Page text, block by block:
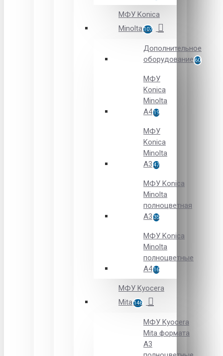
МФУ Konica
Minolta107
Дополнительное
оборудование 60
МФУ
Konica
Minolta
A419
МФУ
Konica
Minolta
A3 47
МФУ Konica
Minolta
полноцветная
А3 35
МФУ Konica
Minolta
полноцветные
А416
МФУ Kyocera
Mita146
МФУ Kyocera
Mita формата
A3